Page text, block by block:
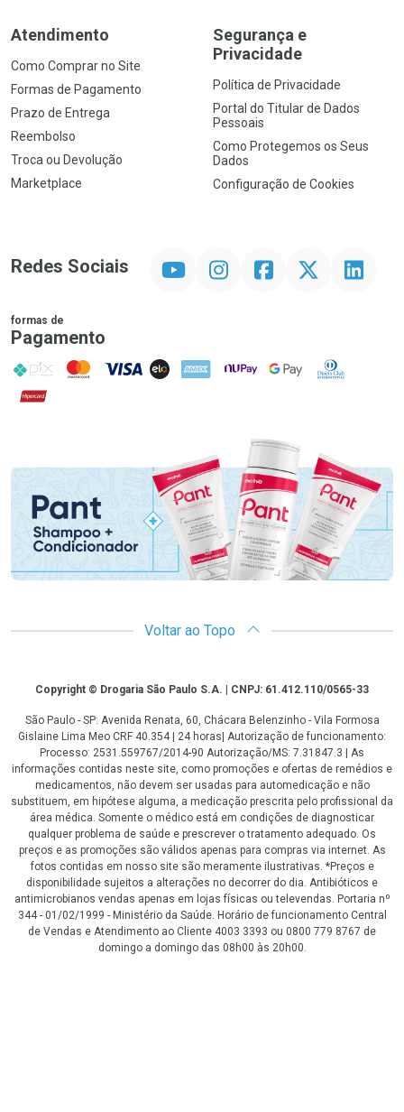
Atendimento
Como Comprar no Site
Formas de Pagamento
Prazo de Entrega
Reembolso
Troca ou Devolução
Marketplace
Segurança e
Privacidade
Política de Privacidade
Portal do Titular de Dados
Pessoais
Como Protegemos os Seus
Dados
Configuração de Cookies
Redes Sociais InstagramFacebookTwitter Linkedin
formas de
Pagamento
PIX MasterCard
VISA ELO AMEX NuPay Google PayDiners Club
Hipercard
Promoção em Destaque
Voltar ao Topo
CopyrightCopyright © Drogaria São Paulo S.A. | CNPJ: 61.412.110/0565-33
São Paulo - SP: Avenida Renata, 60, Chácara Belenzinho - Vila Formosa
Gislaine Lima Meo CRF 40.354 | 24 horas| Autorização de funcionamento:
Processo: 2531.559767/2014-90 Autorização/MS: 7.31847.3 | As
informações contidas neste site, como promoções e ofertas de remédios e
medicamentos, não devem ser usadas para automedicação e não
substituem, em hipótese alguma, a medicação prescrita pelo profissional da
área médica. Somente o médico está em condições de diagnosticar
qualquer problema de saúde e prescrever o tratamento adequado. Os
preços e as promoções são válidos apenas para compras via internet. As
fotos contidas em nosso site são meramente ilustrativas. *Preços e
disponibilidade sujeitos a alterações no decorrer do dia. Antibióticos e
antimicrobianos vendas apenas em lojas físicas ou televendas. Portaria nº
344 - 01/02/1999 - Ministério da Saúde. Horário de funcionamento Central
de Vendas e Atendimento ao Cliente 4003 3393 ou 0800 779 8767 de
domingo a domingo das 08h00 às 20h00.